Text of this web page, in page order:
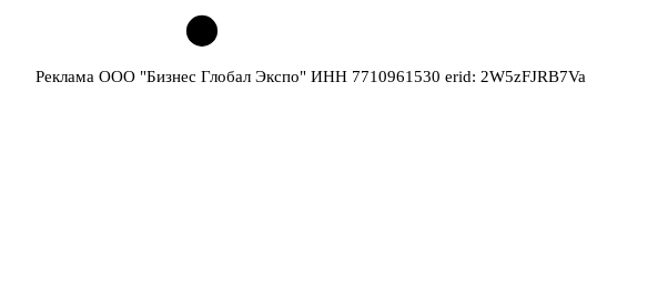
Реклама ООО "Бизнес Глобал Экспо" ИНН 7710961530 erid: 2W5zFJRB7Va